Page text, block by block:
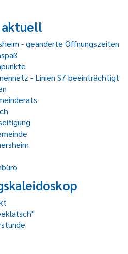
aktuell
- geänderte Öffnungszeiten
- Linien S7 beeinträchtigt